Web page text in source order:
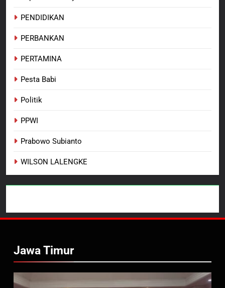
PENDIDIKAN
PERBANKAN
PERTAMINA
Pesta Babi
Politik
PPWI
Prabowo Subianto
WILSON LALENGKE
Jawa Timur